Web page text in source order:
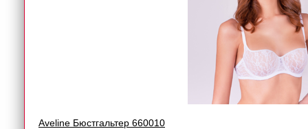
Aveline Бюстгальтер 660010